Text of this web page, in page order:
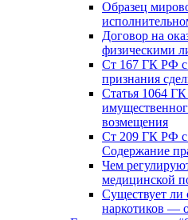
Образец
Договор на
физическими
Ст 167 ГК РФ с
признания
Статья 1064
возмещения
Ст 209 ГК РФ
Содержание
Чем
медицинской
Существует ли
наркотиков —